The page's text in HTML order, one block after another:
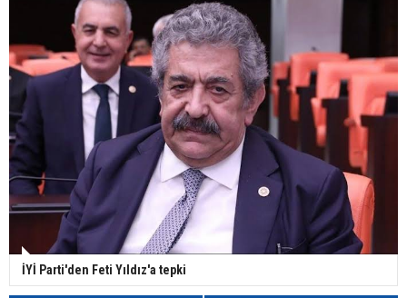
İYİ Parti'den Feti Yıldız'a tepki